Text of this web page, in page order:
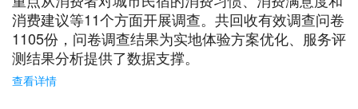
消费建议等11个方面开展调查。共回收有效调查问卷
1105份，问卷调查结果为实地体验方案优化、服务评
测结果分析提供了数据支撑。
查看详情